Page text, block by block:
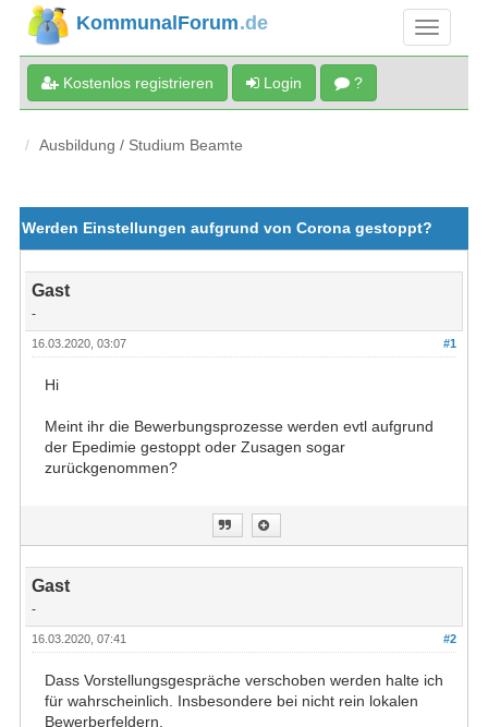
KommunalForum.de
Kostenlos registrieren Login ?
Ausbildung / Studium Beamte
Werden Einstellungen aufgrund von Corona gestoppt?
Gast
-
#1
16.03.2020, 03:07
Hi
Meint ihr die Bewerbungsprozesse werden evtl aufgrund
der Epedimie gestoppt oder Zusagen sogar
zurückgenommen?
Gast
-
#2
16.03.2020, 07:41
Dass Vorstellungsgespräche verschoben werden halte ich
für wahrscheinlich. Insbesondere bei nicht rein lokalen
Bewerberfeldern.